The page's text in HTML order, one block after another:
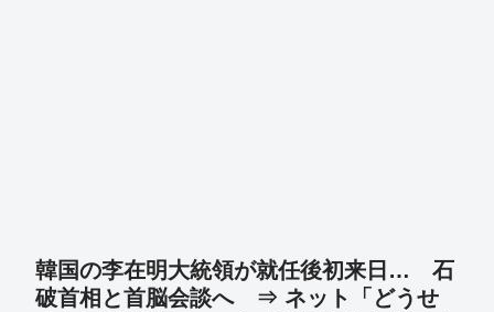
韓国の李在明大統領が就任後初来日… 石
破首相と首脳会談へ ⇒ ネット「どうせ